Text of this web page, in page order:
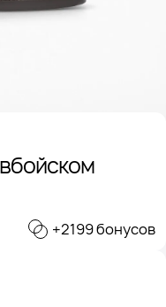
+2199 бонусов